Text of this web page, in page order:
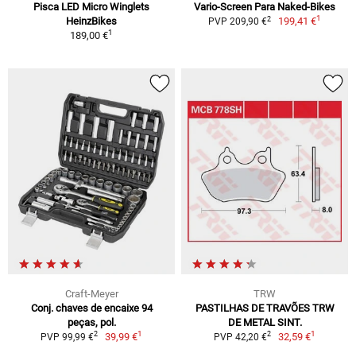
Pisca LED Micro Winglets
HeinzBikes
189,00 €1
Vario-Screen Para Naked-Bikes
PVP 209,90 €2 199,41 €1
Craft-Meyer
Conj. chaves de encaixe 94
peças, pol.
PVP 99,99 €2 39,99 €1
TRW
PASTILHAS DE TRAVÕES TRW
DE METAL SINT.
PVP 42,20 €2 32,59 €1